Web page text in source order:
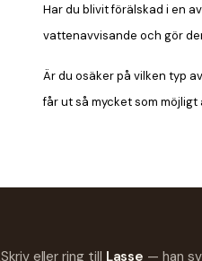
Har du blivit förälskad i en
vattenavvisande och gör
Är du osäker på vilken typ
får ut så mycket som möjligt
Skriv eller ring till Lasse — han